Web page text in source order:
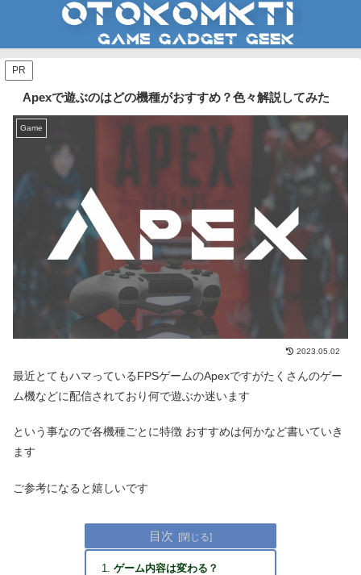
PR
Apexで遊ぶのはどの機種がおすすめ？色々解説してみた
Game
2023.05.02
最近とてもハマっているFPSゲームのApexですがたくさんのゲー
ム機などに配信されており何で遊ぶか迷います
という事なので各機種ごとに特徴 おすすめは何かなど書いていき
ます
ご参考になると嬉しいです
目次
ゲーム内容は変わる？